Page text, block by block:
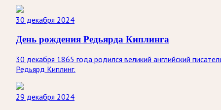
30 декабря 2024
День рождения Редьярда Киплинга
30 декабря 1865 года родился великий английский
Редьярд Киплинг.
29 декабря 2024